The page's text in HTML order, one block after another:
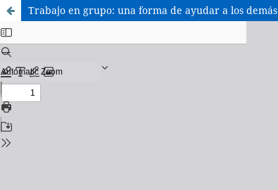
Trabajo en grupo: una forma de ayudar a los demás